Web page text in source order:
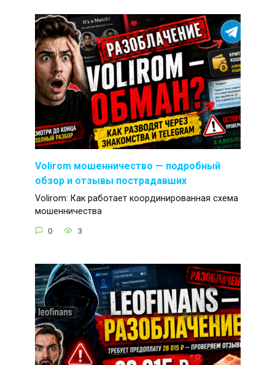
Volirom мошенничество — подробный
обзор и отзывы пострадавших
Volirom: Как работает координированная схема
мошенничества
0 3